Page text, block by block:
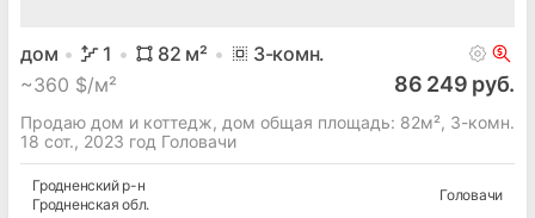
дом 1 82 м² 3-комн.
~360 $/м² 86 249 руб.
Продаю дом и коттедж, дом общая площадь: 82м², 3-комн.
18 сот., 2023 год Головачи
Гродненскийр-н
Гродненская обл.
Головачи